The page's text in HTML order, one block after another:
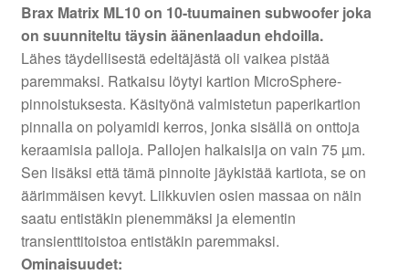
Brax Matrix ML10 on 10-tuumainen subwoofer joka
on suunniteltu täysin äänenlaadun ehdoilla.
Lähes täydellisestä edeltäjästä oli vaikea pistää
paremmaksi. Ratkaisu löytyi kartion MicroSphere-
pinnoistuksesta. Käsityönä valmistetun paperikartion
pinnalla on polyamidi kerros, jonka sisällä on onttoja
keraamisia palloja. Pallojen halkaisija on vain 75 µm.
Sen lisäksi että tämä pinnoite jäykistää kartiota, se on
äärimmäisen kevyt. Liikkuvien osien massaa on näin
saatu entistäkin pienemmäksi ja elementin
transienttitoistoa entistäkin paremmaksi.
Ominaisuudet: